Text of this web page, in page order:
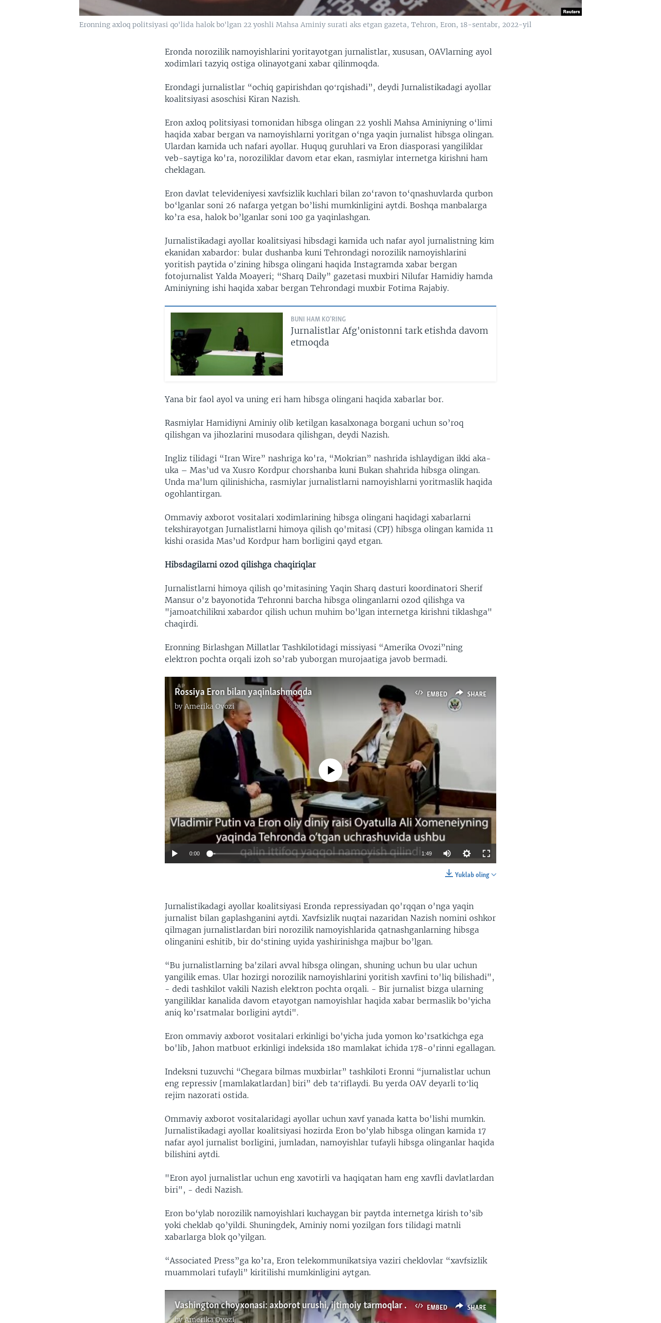
Eronning axloq politsiyasi qo'lida halok bo'lgan 22 yoshli Mahsa Aminiy surati aks etgan gazeta, Tehron, Eron, 18-sentabr, 2022-yil
Eronda norozilik namoyishlarini yoritayotgan jurnalistlar, xususan, OAVlarning ayol
xodimlari tazyiq ostiga olinayotgani xabar qilinmoqda.
Erondagi jurnalistlar “ochiq gapirishdan qoʻrqishadi”, deydi Jurnalistikadagi ayollar
koalitsiyasi asoschisi Kiran Nazish.
Eron axloq politsiyasi tomonidan hibsga olingan 22 yoshli Mahsa Aminiyning o‘limi
haqida xabar bergan va namoyishlarni yoritgan o‘nga yaqin jurnalist hibsga olingan.
Ulardan kamida uch nafari ayollar. Huquq guruhlari va Eron diasporasi yangiliklar
veb-saytiga ko'ra, noroziliklar davom etar ekan, rasmiylar internetga kirishni ham
cheklagan.
Eron davlat televideniyesi xavfsizlik kuchlari bilan zo‘ravon to‘qnashuvlarda qurbon
bo‘lganlar soni 26 nafarga yetgan bo’lishi mumkinligini aytdi. Boshqa manbalarga
ko’ra esa, halok bo’lganlar soni 100 ga yaqinlashgan.
Jurnalistikadagi ayollar koalitsiyasi hibsdagi kamida uch nafar ayol jurnalistning kim
ekanidan xabardor: bular dushanba kuni Tehrondagi norozilik namoyishlarini
yoritish paytida o'zining hibsga olingani haqida Instagramda xabar bergan
fotojurnalist Yalda Moayeri; “Sharq Daily” gazetasi muxbiri Nilufar Hamidiy hamda
Aminiyning ishi haqida xabar bergan Tehrondagi muxbir Fotima Rajabiy.
BUNI HAM KO'RING
Jurnalistlar Afg'onistonni tark etishda davom
etmoqda
Yana bir faol ayol va uning eri ham hibsga olingani haqida xabarlar bor.
Rasmiylar Hamidiyni Aminiy olib ketilgan kasalxonaga borgani uchun so’roq
qilishgan va jihozlarini musodara qilishgan, deydi Nazish.
Ingliz tilidagi “Iran Wire” nashriga ko'ra, “Mokrian” nashrida ishlaydigan ikki aka-
uka – Mas’ud va Xusro Kordpur chorshanba kuni Bukan shahrida hibsga olingan.
Unda ma'lum qilinishicha, rasmiylar jurnalistlarni namoyishlarni yoritmaslik haqida
ogohlantirgan.
Ommaviy axborot vositalari xodimlarining hibsga olingani haqidagi xabarlarni
tekshirayotgan Jurnalistlarni himoya qilish qo'mitasi (CPJ) hibsga olingan kamida 11
kishi orasida Mas’ud Kordpur ham borligini qayd etgan.
Hibsdagilarni ozod qilishga chaqiriqlar
Jurnalistlarni himoya qilish qo’mitasining Yaqin Sharq dasturi koordinatori Sherif
Mansur o'z bayonotida Tehronni barcha hibsga olinganlarni ozod qilishga va
"jamoatchilikni xabardor qilish uchun muhim bo'lgan internetga kirishni tiklashga"
chaqirdi.
Eronning Birlashgan Millatlar Tashkilotidagi missiyasi “Amerika Ovozi”ning
elektron pochta orqali izoh so’rab yuborgan murojaatiga javob bermadi.
EMBED SHARE
Rossiya Eron bilan yaqinlashmoqda
byAmerika Ovozi
No media source currently available
0:00 1:49
Yuklab oling
Jurnalistikadagi ayollar koalitsiyasi Eronda repressiyadan qo'rqqan o'nga yaqin
jurnalist bilan gaplashganini aytdi. Xavfsizlik nuqtai nazaridan Nazish nomini oshkor
qilmagan jurnalistlardan biri norozilik namoyishlarida qatnashganlarning hibsga
olinganini eshitib, bir do‘stining uyida yashirinishga majbur bo’lgan.
“Bu jurnalistlarning ba'zilari avval hibsga olingan, shuning uchun bu ular uchun
yangilik emas. Ular hozirgi norozilik namoyishlarini yoritish xavfini to'liq bilishadi",
- dedi tashkilot vakili Nazish elektron pochta orqali. - Bir jurnalist bizga ularning
yangiliklar kanalida davom etayotgan namoyishlar haqida xabar bermaslik bo'yicha
aniq ko'rsatmalar borligini aytdi".
Eron ommaviy axborot vositalari erkinligi bo'yicha juda yomon ko’rsatkichga ega
bo'lib, Jahon matbuot erkinligi indeksida 180 mamlakat ichida 178-o'rinni egallagan.
Indeksni tuzuvchi “Chegara bilmas muxbirlar” tashkiloti Eronni “jurnalistlar uchun
eng repressiv [mamlakatlardan] biri” deb taʼriflaydi. Bu yerda OAV deyarli toʻliq
rejim nazorati ostida.
Ommaviy axborot vositalaridagi ayollar uchun xavf yanada katta bo'lishi mumkin.
Jurnalistikadagi ayollar koalitsiyasi hozirda Eron bo'ylab hibsga olingan kamida 17
nafar ayol jurnalist borligini, jumladan, namoyishlar tufayli hibsga olinganlar haqida
bilishini aytdi.
"Eron ayol jurnalistlar uchun eng xavotirli va haqiqatan ham eng xavfli davlatlardan
biri", - dedi Nazish.
Eron bo‘ylab norozilik namoyishlari kuchaygan bir paytda internetga kirish to’sib
yoki cheklab qo’yildi. Shuningdek, Aminiy nomi yozilgan fors tilidagi matnli
xabarlarga blok qo’yilgan.
“Associated Press”ga ko’ra, Eron telekommunikatsiya vaziri cheklovlar “xavfsizlik
muammolari tufayli” kiritilishi mumkinligini aytgan.
EMBED SHARE
Vashington choyxonasi: axborot urushi, ijtimoiy tarmoqlar va so'z erkinligi
byAmerika Ovozi